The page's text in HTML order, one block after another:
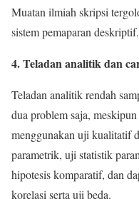
Muatan ilmiah skripsi
sistem pemaparan deskriptif.
4. Teladan analitik dan
Teladan analitik rendah
dua problem saja,
menggunakan uji kualitatif
parametrik, uji statistik
hipotesis komparatif, dan
korelasi serta uji beda.